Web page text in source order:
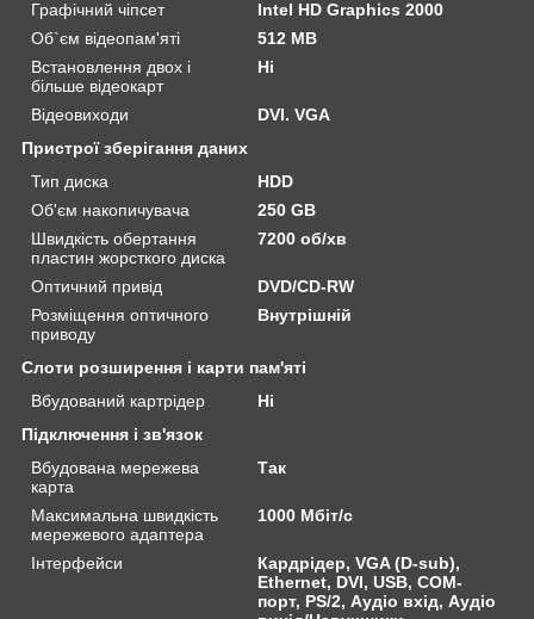
Графічний чіпсет
Intel HD Graphics 2000
Об`єм відеопам'яті
512 MB
Встановлення двох і
більше відеокарт
Ні
Відеовиходи
DVI. VGA
Пристрої зберігання даних
Тип диска
HDD
Об'єм накопичувача
250 GB
Швидкість обертання
пластин жорсткого диска
7200 об/хв
Оптичний привід
DVD/CD-RW
Розміщення оптичного
приводу
Внутрішній
Слоти розширення і карти пам'яті
Вбудований картрідер
Ні
Підключення і зв'язок
Вбудована мережева
карта
Так
Максимальна швидкість
мережевого адаптера
1000 Мбіт/с
Інтерфейси
Кардрідер, VGA (D-sub),
Ethernet, DVI, USB, COM-
порт, PS/2, Аудіо вхід, Аудіо